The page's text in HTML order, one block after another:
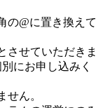
@に置き換えて
させていただきま
にお申し込みく
ん。